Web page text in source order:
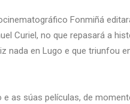
Fonmiñá
Curiel, no que repasará a
nada en Lugo e que triunfou
as súas películas, de